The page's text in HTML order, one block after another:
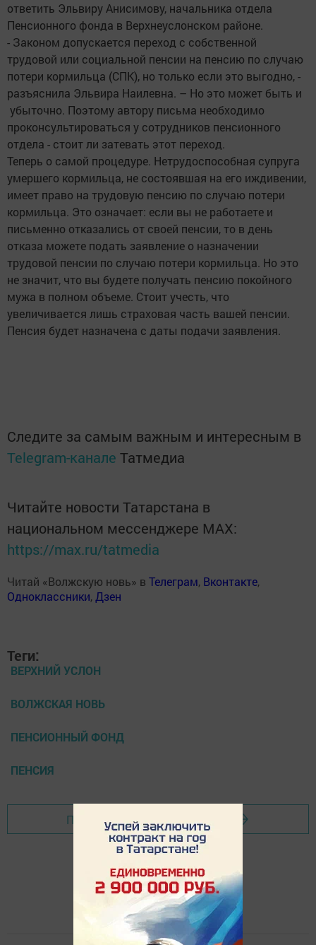
ответить Эльвиру Анисимову, начальника отдела
Пенсионного фонда в Верхнеуслонском районе.
- Законом допускается переход с собственной
трудовой или социальной пенсии на пенсию по случаю
потери кормильца (СПК), но только если это выгодно, -
разъяснила Эльвира Наилевна. – Но это может быть и
убыточно. Поэтому автору письма необходимо
проконсультироваться у сотрудников пенсионного
отдела - стоит ли затевать этот переход.
Теперь о самой процедуре. Нетрудоспособная супруга
умершего кормильца, не состоявшая на его иждивении,
имеет право на трудовую пенсию по случаю потери
кормильца. Это означает: если вы не работаете и
письменно отказались от своей пенсии, то в день
отказа можете подать заявление о назначении
трудовой пенсии по случаю потери кормильца. Но это
не значит, что вы будете получать пенсию покойного
мужа в полном объеме. Стоит учесть, что
увеличивается лишь страховая часть вашей пенсии.
Пенсия будет назначена с даты подачи заявления.
Следите за самым важным и интересным в
Telegram-канале Татмедиа
Читайте новости Татарстана в
национальном мессенджере MАХ:
https://max.ru/tatmedia
Читай «Волжскую новь» в Телеграм, Вконтакте,
Одноклассники,Дзен
Теги:
ВЕРХНИЙ УСЛОН
ВОЛЖСКАЯ НОВЬ
ПЕНСИОННЫЙ ФОНД
ПЕНСИЯ
Перейти на страницу новости